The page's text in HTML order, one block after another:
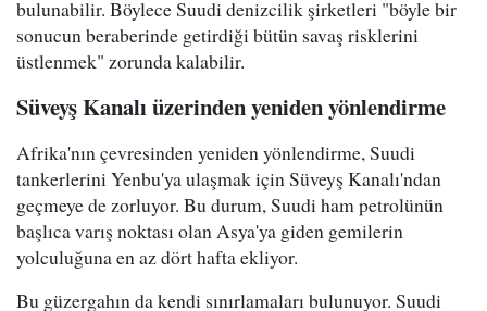
bulunabilir. Böylece Suudi denizcilik şirketleri "böyle bir
sonucun beraberinde getirdiği bütün savaş risklerini
üstlenmek" zorunda kalabilir.
Süveyş Kanalı üzerinden yeniden yönlendirme
Afrika'nın çevresinden yeniden yönlendirme, Suudi
tankerlerini Yenbu'ya ulaşmak için Süveyş Kanalı'ndan
geçmeye de zorluyor. Bu durum, Suudi ham petrolünün
başlıca varış noktası olan Asya'ya giden gemilerin
yolculuğuna en az dört hafta ekliyor.
Bu güzergahın da kendi sınırlamaları bulunuyor. Suudi